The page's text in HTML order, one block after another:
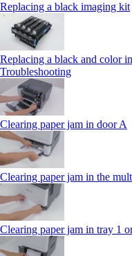
Replacing a black imaging kit
Replacing a black and color
Troubleshooting
Clearing paper jam in door A
Clearing paper jam in the
Clearing paper jam in tray 1